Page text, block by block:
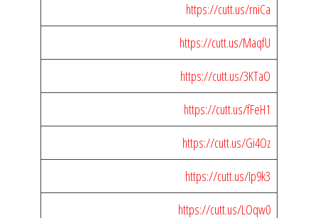
https://cutt.us/rniCa
https://cutt.us/MaqfU
https://cutt.us/3KTaO
https://cutt.us/fFeH1
https://cutt.us/Gi4Oz
https://cutt.us/Ip9k3
https://cutt.us/LOqw0